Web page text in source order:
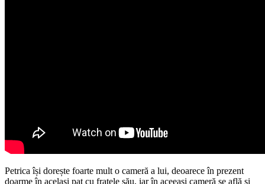
Petrica își dorește foarte mult o cameră a lui, deoarece în prezent
doarme în același pat cu fratele său, iar în aceeași cameră se află și